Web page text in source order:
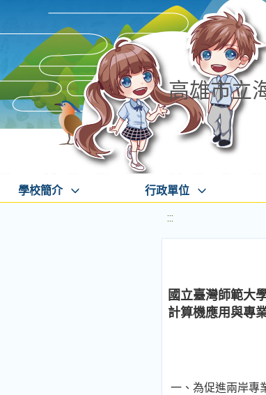
高雄市立
學校簡介 行政單位
:::
國立臺灣師範大
計算機應用與專
一、為促進兩岸專